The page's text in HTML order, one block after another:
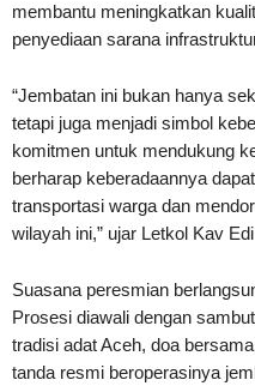
membantu meningkatkan
penyediaan sarana
“Jembatan ini bukan hanya
tetapi juga menjadi simbol
komitmen untuk mendukung
berharap keberadaannya
transportasi warga dan
wilayah ini,” ujar Letkol Kav
Suasana peresmian
Prosesi diawali dengan
tradisi adat Aceh, doa
tanda resmi beroperasinya